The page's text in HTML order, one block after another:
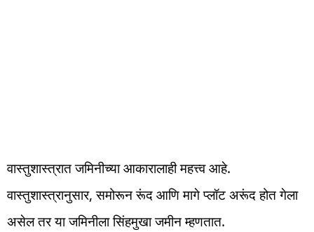
वास्तुशास्त्रात जमिनीच्या आकारालाही महत्त्व आहे.
वास्तुशास्त्रानुसार, समोरून रूंद आणि मागे प्लॉट अरूंद होत गेला
असेल तर या जमिनीला सिंहमुखा जमीन म्हणतात.